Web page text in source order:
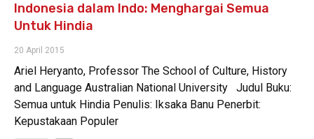
Indonesia dalam Indo: Menghargai Semua
Untuk Hindia
20 April 2015
Ariel Heryanto, Professor The School of Culture, History
and Language Australian National University Judul Buku:
Semua untuk Hindia Penulis: Iksaka Banu Penerbit:
Kepustakaan Populer